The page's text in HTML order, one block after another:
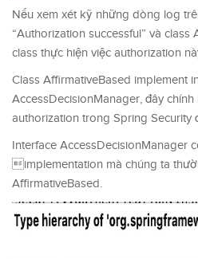
Nếu xem xét kỹ những dòng log
“Authorization successful” và class
class thực hiện việc authorization
Class AffirmativeBased implement
AccessDecisionManager, đây
authorization trong Spring Security
Interface AccessDecisionManager
implementation mà chúng ta
AffirmativeBased.